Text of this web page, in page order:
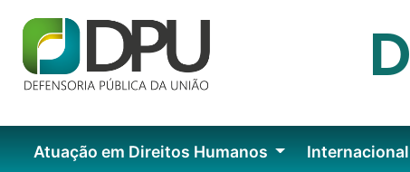
D
Atuação em Direitos Humanos Internacional